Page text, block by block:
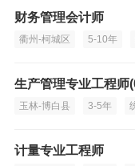
财务管理会计师
衢州-柯城区 5-10年
生产管理专业工程师
玉林-博白县 3-5年
计量专业工程师